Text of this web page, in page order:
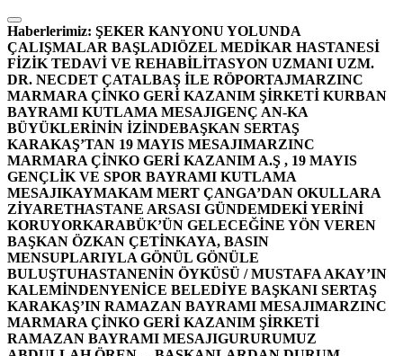
İçeriğe
atla
Haberlerimiz: ŞEKER KANYONU YOLUNDA
ÇALIŞMALAR BAŞLADIÖZEL MEDİKAR HASTANESİ
FİZİK TEDAVİ VE REHABİLİTASYON UZMANI UZM.
DR. NECDET ÇATALBAŞ İLE RÖPORTAJMARZINC
MARMARA ÇİNKO GERİ KAZANIM ŞİRKETİ KURBAN
BAYRAMI KUTLAMA MESAJIGENÇ AN-KA
BÜYÜKLERİNİN İZİNDEBAŞKAN SERTAŞ
KARAKAŞ’TAN 19 MAYIS MESAJIMARZINC
MARMARA ÇİNKO GERİ KAZANIM A.Ş , 19 MAYIS
GENÇLİK VE SPOR BAYRAMI KUTLAMA
MESAJIKAYMAKAM MERT ÇANGA’DAN OKULLARA
ZİYARETHASTANE ARSASI GÜNDEMDEKİ YERİNİ
KORUYORKARABÜK’ÜN GELECEĞİNE YÖN VEREN
BAŞKAN ÖZKAN ÇETİNKAYA, BASIN
MENSUPLARIYLA GÖNÜL GÖNÜLE
BULUŞTUHASTANENİN ÖYKÜSÜ / MUSTAFA AKAY’IN
KALEMİNDENYENİCE BELEDİYE BAŞKANI SERTAŞ
KARAKAŞ’IN RAMAZAN BAYRAMI MESAJIMARZINC
MARMARA ÇİNKO GERİ KAZANIM ŞİRKETİ
RAMAZAN BAYRAMI MESAJIGURURUMUZ